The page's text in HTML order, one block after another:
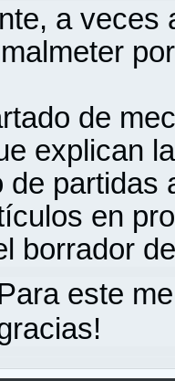
a veces
de
explican
de partidas
en
borrador
este